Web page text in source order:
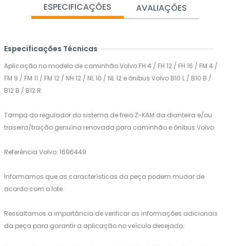
ESPECIFICAÇÕES AVALIAÇÕES
Especificações Técnicas
Aplicação no modelo de caminhão Volvo FH 4 / FH 12 / FH 16 / FM 4 /
FM 9 / FM 11 / FM 12 / NH 12 / NL 10 / NL 12 e ônibus Volvo B10 L / B10 B /
B12 B / B12 R
Tampa do regulador do sistema de freio Z-KAM da dianteira e/ou
traseira/tração genuína renovada para caminhão e ônibus Volvo.
Referência Volvo: 1696449
Informamos que as características da peça podem mudar de
acordo com o lote.
Ressaltamos a importância de verificar as informações adicionais
da peça para garantir a aplicação no veículo desejado.